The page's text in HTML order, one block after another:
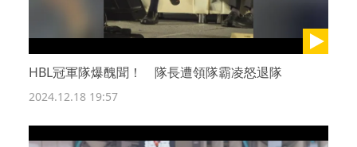
HBL冠軍隊爆醜聞！ 隊長遭領隊霸凌怒退隊
2024.12.18 19:57